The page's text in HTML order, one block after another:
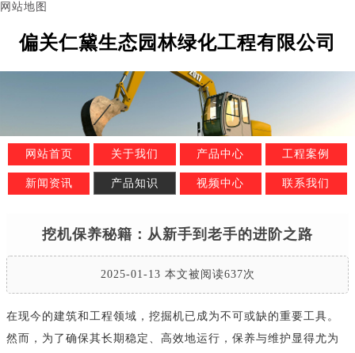
网站地图
偏关仁黛生态园林绿化工程有限公司
网站首页 关于我们 产品中心 工程案例
新闻资讯 产品知识 视频中心 联系我们
挖机保养秘籍：从新手到老手的进阶之路
2025-01-13 本文被阅读637次
在现今的建筑和工程领域，挖掘机已成为不可或缺的重要工具。
然而，为了确保其长期稳定、高效地运行，保养与维护显得尤为